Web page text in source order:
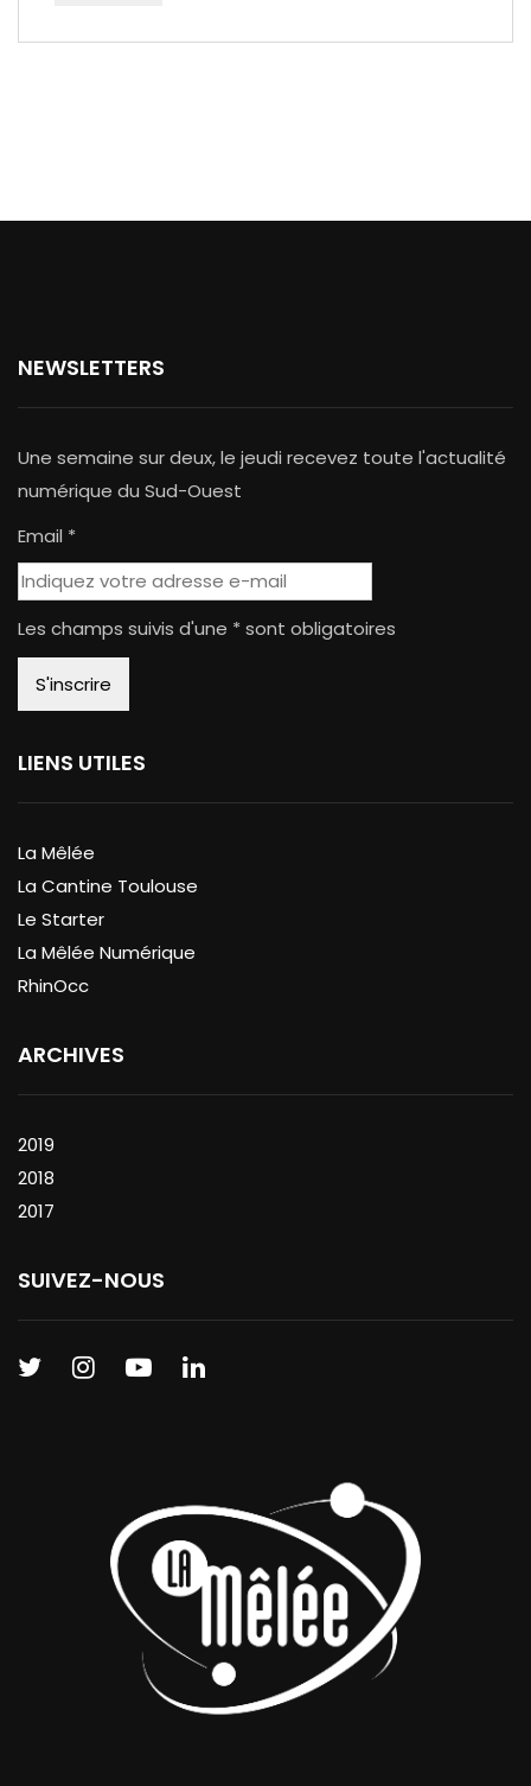
NEWSLETTERS
Une semaine sur deux, le jeudi recevez toute l'actualité
numérique du Sud-Ouest
Email *
Les champs suivis d'une * sont obligatoires
LIENS UTILES
La Mêlée
La Cantine Toulouse
Le Starter
La Mêlée Numérique
RhinOcc
ARCHIVES
2019
2018
2017
SUIVEZ-NOUS